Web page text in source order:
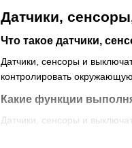
Датчики,
Что такое датчики,
Датчики, сенсоры и
контролировать
Какие функции
Датчики, сенсоры и